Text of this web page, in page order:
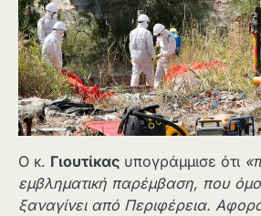
Ο κ. Γιουτίκας υπογράμμισε ότι
εμβληματική παρέμβαση, που
ξαναγίνει από Περιφέρεια.